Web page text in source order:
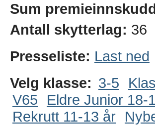
Sum
Antall skytterlag: 36
Presseliste: Last ned
Velg klasse: 3-5
V65
Eldre Junior 18-
Rekrutt 11-13 år